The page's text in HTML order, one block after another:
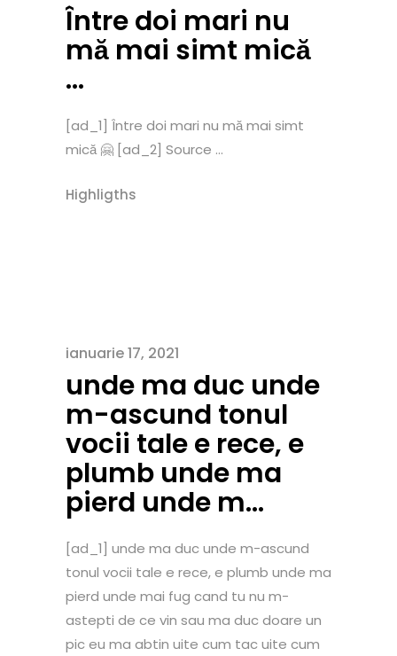
Între doi mari nu
mă mai simt mică
…
[ad_1] Între doi mari nu mă mai simt
mică 🤗 [ad_2] Source ...
Highligths
ianuarie 17, 2021
unde ma duc unde
m-ascund tonul
vocii tale e rece, e
plumb unde ma
pierd unde m…
[ad_1] unde ma duc unde m-ascund
tonul vocii tale e rece, e plumb unde ma
pierd unde mai fug cand tu nu m-
astepti de ce vin sau ma duc doare un
pic eu ma abtin uite cum tac uite cum